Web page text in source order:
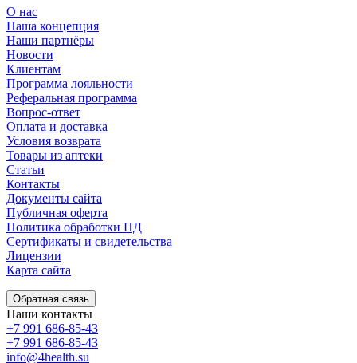
О нас
Наша концепция
Наши партнёры
Новости
Клиентам
Программа лояльности
Реферальная программа
Вопрос-ответ
Оплата и доставка
Условия возврата
Товары из аптеки
Статьи
Контакты
Документы сайта
Публичная оферта
Политика обработки ПД
Сертификаты и свидетельства
Лицензии
Карта сайта
Обратная связь
Наши контакты
+7 991 686-85-43
+7 991 686-85-43
info@4health.su